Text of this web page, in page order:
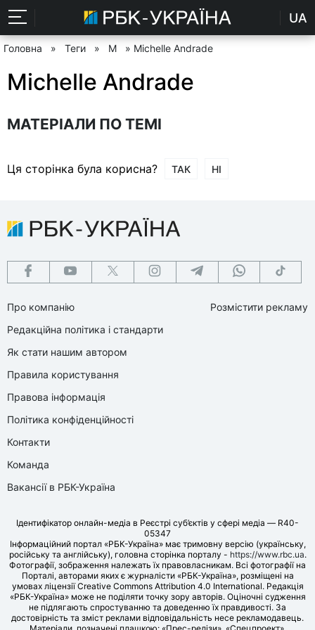
UA
Головна » Теги » M » Michelle Andrade
Michelle Andrade
МАТЕРІАЛИ ПО ТЕМІ
Ця сторінка була корисна? ТАК НІ
Про компанію
Редакційна політика і стандарти
Як стати нашим автором
Правила користування
Правова інформація
Політика конфіденційності
Контакти
Команда
Вакансії в РБК-Україна
Розмістити рекламу
Ідентифікатор онлайн-медіа в Реєстрі суб’єктів у сфері медіа — R40-
05347
Інформаційний портал «РБК-Україна» має тримовну версію (українську,
російську та англійську), головна сторінка порталу - https://www.rbc.ua.
Фотографії, зображення належать їх правовласникам. Всі фотографії на
Порталі, авторами яких є журналісти «РБК-Україна», розміщені на
умовах ліцензії Creative Commons Attribution 4.0 International. Редакція
«РБК-Україна» може не поділяти точку зору авторів. Оціночні судження
не підлягають спростуванню та доведенню їх правдивості. За
достовірність та зміст реклами відповідальність несе рекламодавець.